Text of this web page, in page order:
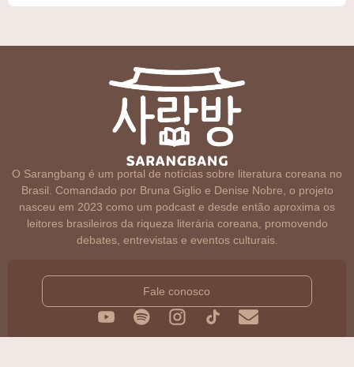
O Sarangbang é um portal de notícias sobre literatura coreana no
Brasil. Comandado por Bruna Giglio e Denise Nobre, o projeto
nasceu em 2023 como um podcast e desde então aproxima os
leitores brasileiros da riqueza literária coreana, promovendo
debates, entrevistas e eventos culturais.
Fale conosco